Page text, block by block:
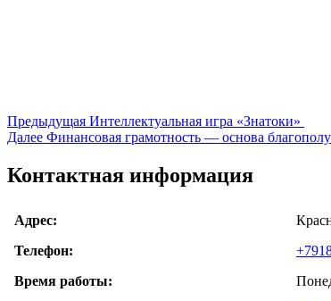
Навигация
по
записям
Предыдущая Предыдущая
запись:
Интеллектуальная игра «Знатоки»
Далее Следующая
Финансовая грамотность — основа
Контактная информация
Адрес:
Телефон:
Время работы: